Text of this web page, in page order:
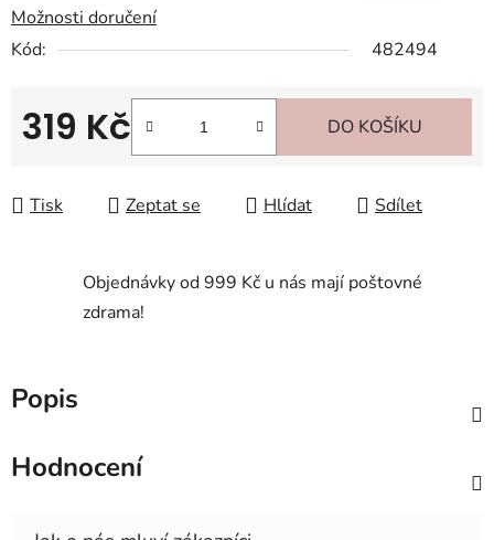
Možnosti doručení
Kód:
482494
319 Kč DO KOŠÍKU
Tisk Zeptat se Hlídat Sdílet
Objednávky od 999 Kč u nás mají poštovné
zdrama!
Popis
Hodnocení